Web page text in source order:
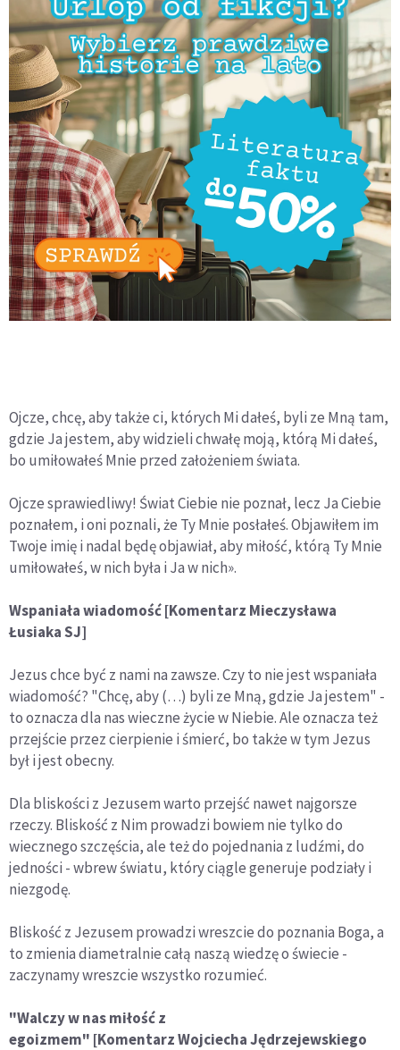
Ojcze, chcę, aby także ci, których Mi dałeś, byli ze Mną tam,
gdzie Ja jestem, aby widzieli chwałę moją, którą Mi dałeś,
bo umiłowałeś Mnie przed założeniem świata.
Ojcze sprawiedliwy! Świat Ciebie nie poznał, lecz Ja Ciebie
poznałem, i oni poznali, że Ty Mnie posłałeś. Objawiłem im
Twoje imię i nadal będę objawiał, aby miłość, którą Ty Mnie
umiłowałeś, w nich była i Ja w nich».
Wspaniała wiadomość [Komentarz Mieczysława
Łusiaka SJ]
Jezus chce być z nami na zawsze. Czy to nie jest wspaniała
wiadomość? "Chcę, aby (…) byli ze Mną, gdzie Ja jestem" -
to oznacza dla nas wieczne życie w Niebie. Ale oznacza też
przejście przez cierpienie i śmierć, bo także w tym Jezus
był i jest obecny.
Dla bliskości z Jezusem warto przejść nawet najgorsze
rzeczy. Bliskość z Nim prowadzi bowiem nie tylko do
wiecznego szczęścia, ale też do pojednania z ludźmi, do
jedności - wbrew światu, który ciągle generuje podziały i
niezgodę.
Bliskość z Jezusem prowadzi wreszcie do poznania Boga, a
to zmienia diametralnie całą naszą wiedzę o świecie -
zaczynamy wreszcie wszystko rozumieć.
"Walczy w nas miłość z
egoizmem" [Komentarz Wojciecha Jędrzejewskiego